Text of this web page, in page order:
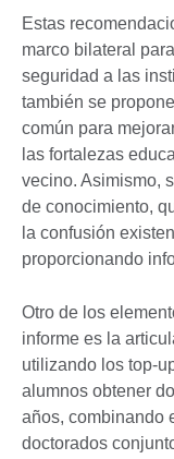
Estas
marco bilateral
seguridad a las
también se
común para
las fortalezas
vecino. Asimismo,
de conocimiento,
la confusión
proporcionando
Otro de los
informe es la
utilizando los top-
alumnos obtener
años, combinando
doctorados